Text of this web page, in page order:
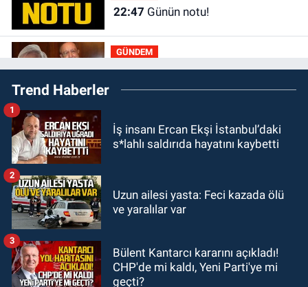
22:47 Günün notu!
GÜNDEM
22:01Gülden Tanyeri hayatını
kaybetti
21:22Savaş Çiloğlu ve yönetimi
Başkan Köksal Tunçtürk’ü kutladı
21:05Öğretmenlere Milli Eğitim
GÜNDEM
19:34Zonguldakspor Bolu'da 3
Trend Haberler
İş insanı Ercan Ekşi İstanbul’daki
s*lahlı saldırıda hayatını kaybetti
1
Uzun ailesi yasta: Feci kazada ölü
ve yaralılar var
2
Bülent Kantarcı kararını açıkladı!
CHP'de mi kaldı, Yeni Parti'ye mi
geçti?
3